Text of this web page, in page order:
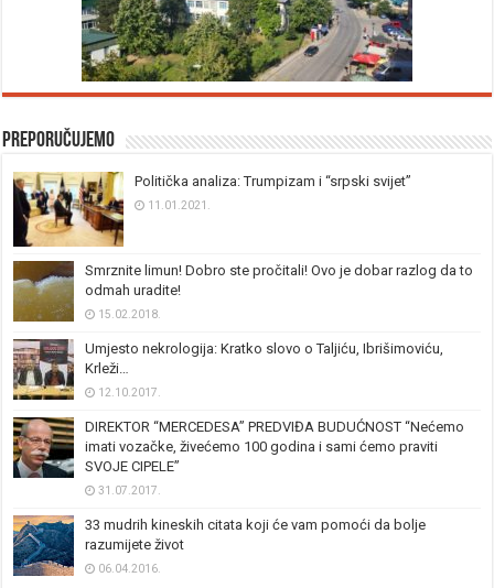
Preporučujemo
Politička analiza: Trumpizam i “srpski svijet”
11.01.2021.
Smrznite limun! Dobro ste pročitali! Ovo je dobar razlog da to
odmah uradite!
15.02.2018.
Umjesto nekrologija: Kratko slovo o Taljiću, Ibrišimoviću,
Krleži…
12.10.2017.
DIREKTOR “MERCEDESA” PREDVIĐA BUDUĆNOST “Nećemo
imati vozačke, živećemo 100 godina i sami ćemo praviti
SVOJE CIPELE”
31.07.2017.
33 mudrih kineskih citata koji će vam pomoći da bolje
razumijete život
06.04.2016.